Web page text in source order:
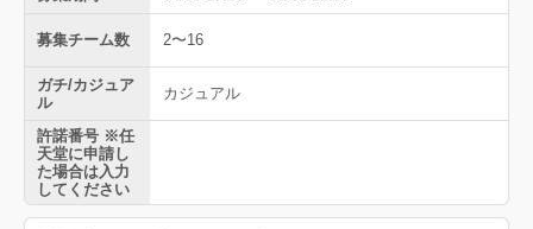
募集チーム数 2〜16
ガチ/カジュア
ル
カジュアル
許諾番号 ※任
天堂に申請し
た場合は入力
してください